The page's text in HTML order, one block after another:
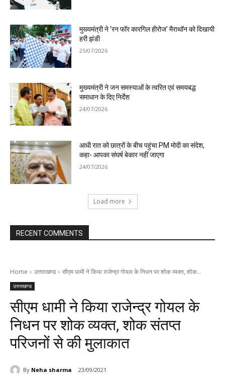
मुख्यमंत्री ने ‘रन फॉर कारगिल हीरोज’ मैराथॉन को दिखायी
हरी झंडी
25/07/2026
मुख्यमंत्री ने जन समस्याओं के त्वरित एवं समयबद्ध
समाधान के दिए निर्देश
24/07/2026
आधी रात को छात्रों के बीच पहुंचा PM मोदी का संदेश,
कहा- आपका संघर्ष बेकार नहीं जाएगा
24/07/2026
Load more
RECENT COMMENTS